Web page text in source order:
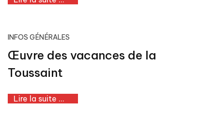
INFOS GÉNÉRALES
Œuvre des vacances de la
Toussaint
Lire la suite ...